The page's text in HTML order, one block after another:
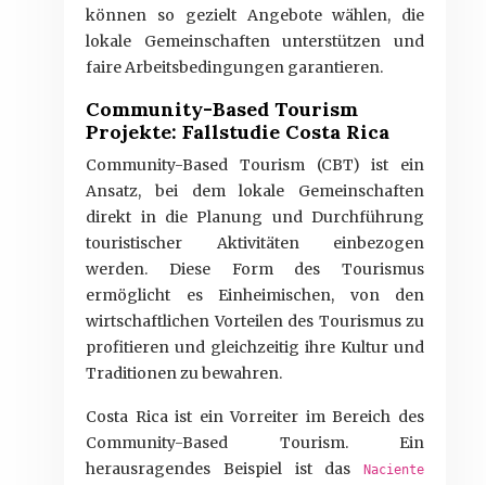
können so gezielt Angebote wählen, die
lokale Gemeinschaften unterstützen und
faire Arbeitsbedingungen garantieren.
Community-Based Tourism
Projekte: Fallstudie Costa Rica
Community-Based Tourism (CBT) ist ein
Ansatz, bei dem lokale Gemeinschaften
direkt in die Planung und Durchführung
touristischer Aktivitäten einbezogen
werden. Diese Form des Tourismus
ermöglicht es Einheimischen, von den
wirtschaftlichen Vorteilen des Tourismus zu
profitieren und gleichzeitig ihre Kultur und
Traditionen zu bewahren.
Costa Rica ist ein Vorreiter im Bereich des
Community-Based Tourism. Ein
herausragendes Beispiel ist das
Naciente